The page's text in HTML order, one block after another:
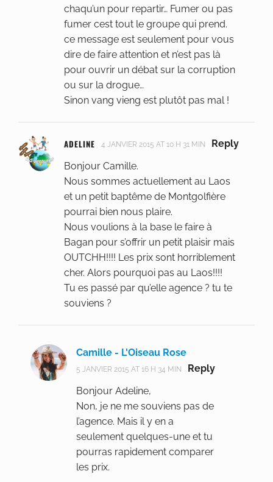
chaqu’un pour repartir… Fumer ou pas
fumer cest tout le groupe qui prend.
ce message est seulement pour vous
dire de faire attention et n’est pas là
pour ouvrir un débat sur la corruption
ou sur la drogue…
Sinon vang vieng est plutôt pas mal !
ADELINE 4 JANVIER 2015 AT 10 H 31 MIN
Reply
Bonjour Camille.
Nous sommes actuellement au Laos
et un petit baptême de Montgolfière
pourrai bien nous plaire.
Nous voulions à la base le faire à
Bagan pour s’offrir un petit plaisir mais
OUTCHH!!!! Les prix sont horriblement
cher. Alors pourquoi pas au Laos!!!!
Tu es passé par qu’elle agence ? tu te
souviens ?
Camille - L'Oiseau Rose
5 JANVIER 2015 AT 16 H 34 MIN
Reply
Bonjour Adeline,
Non, je ne me souviens pas de
l’agence. Mais il y en a
seulement quelques-une et tu
pourras rapidement comparer
les prix.